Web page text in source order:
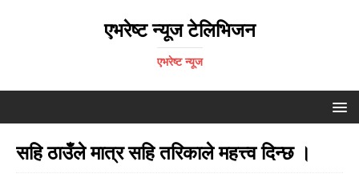
एभरेष्ट न्यूज टेलिभिजन
एभरेष्ट न्यूज
सहि ठाउँले मात्र सहि तरिकाले महत्त्व दिन्छ ।